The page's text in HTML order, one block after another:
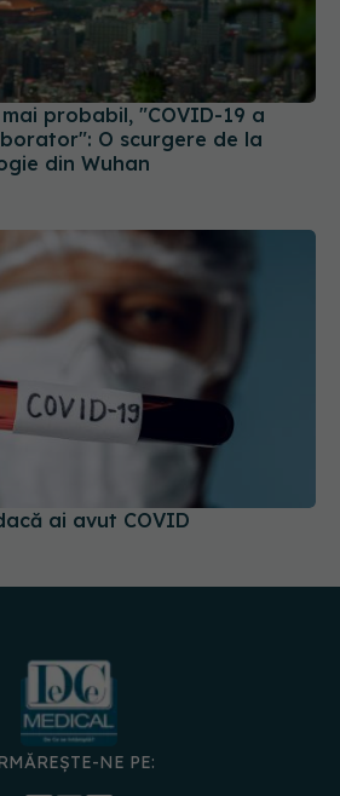
probabil, "COVID-19 a
O scurgere de la
din Wuhan
ai avut COVID
NE PE:
APLICAȚIA